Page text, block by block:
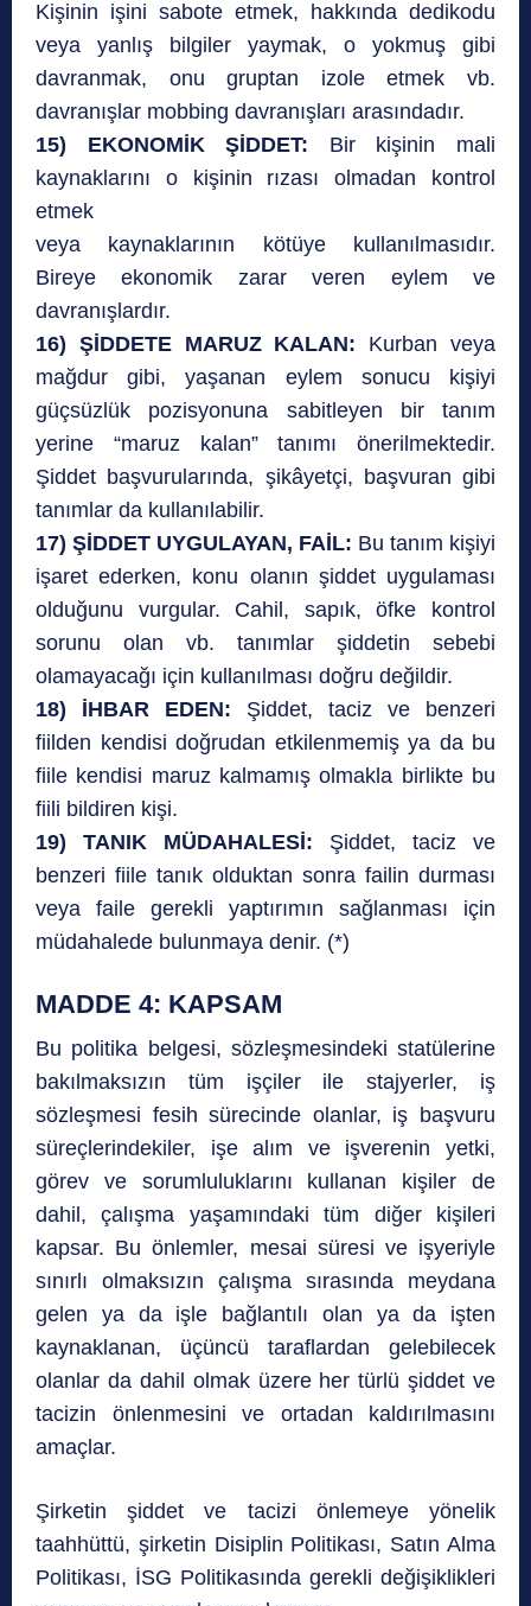
Kişinin işini sabote etmek, hakkında dedikodu
veya yanlış bilgiler yaymak, o yokmuş gibi
davranmak, onu gruptan izole etmek vb.
davranışlar mobbing davranışları arasındadır.
15) EKONOMİK ŞİDDET: Bir kişinin mali
kaynaklarını o kişinin rızası olmadan kontrol
etmek
veya kaynaklarının kötüye kullanılmasıdır.
Bireye ekonomik zarar veren eylem ve
davranışlardır.
16) ŞİDDETE MARUZ KALAN: Kurban veya
mağdur gibi, yaşanan eylem sonucu kişiyi
güçsüzlük pozisyonuna sabitleyen bir tanım
yerine “maruz kalan” tanımı önerilmektedir.
Şiddet başvurularında, şikâyetçi, başvuran gibi
tanımlar da kullanılabilir.
17) ŞİDDET UYGULAYAN, FAİL: Bu tanım kişiyi
işaret ederken, konu olanın şiddet uygulaması
olduğunu vurgular. Cahil, sapık, öfke kontrol
sorunu olan vb. tanımlar şiddetin sebebi
olamayacağı için kullanılması doğru değildir.
18) İHBAR EDEN: Şiddet, taciz ve benzeri
fiilden kendisi doğrudan etkilenmemiş ya da bu
fiile kendisi maruz kalmamış olmakla birlikte bu
fiili bildiren kişi.
19) TANIK MÜDAHALESİ: Şiddet, taciz ve
benzeri fiile tanık olduktan sonra failin durması
veya faile gerekli yaptırımın sağlanması için
müdahalede bulunmaya denir. (*)
MADDE 4: KAPSAM
Bu politika belgesi, sözleşmesindeki statülerine
bakılmaksızın tüm işçiler ile stajyerler, iş
sözleşmesi fesih sürecinde olanlar, iş başvuru
süreçlerindekiler, işe alım ve işverenin yetki,
görev ve sorumluluklarını kullanan kişiler de
dahil, çalışma yaşamındaki tüm diğer kişileri
kapsar. Bu önlemler, mesai süresi ve işyeriyle
sınırlı olmaksızın çalışma sırasında meydana
gelen ya da işle bağlantılı olan ya da işten
kaynaklanan, üçüncü taraflardan gelebilecek
olanlar da dahil olmak üzere her türlü şiddet ve
tacizin önlenmesini ve ortadan kaldırılmasını
amaçlar.
Şirketin şiddet ve tacizi önlemeye yönelik
taahhüttü, şirketin Disiplin Politikası, Satın Alma
Politikası, İSG Politikasında gerekli değişiklikleri